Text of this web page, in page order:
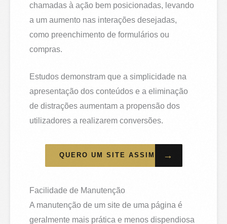
chamadas à ação bem posicionadas, levando
a um aumento nas interações desejadas,
como preenchimento de formulários ou
compras.
Estudos demonstram que a simplicidade na
apresentação dos conteúdos e a eliminação
de distrações aumentam a propensão dos
utilizadores a realizarem conversões.
QUERO UM SITE ASSIM →
Facilidade de Manutenção
A manutenção de um site de uma página é
geralmente mais prática e menos dispendiosa